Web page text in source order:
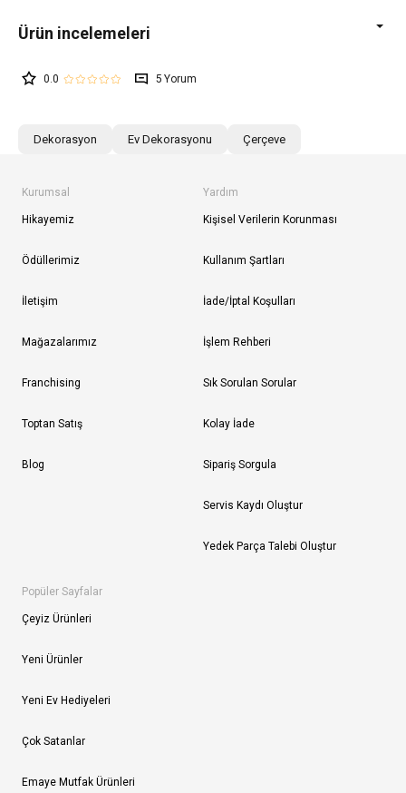
0.0 5
Dekorasyon Ev Dekorasyonu Çerçeve
Kurumsal
Hikayemiz
Ödüllerimiz
İletişim
Mağazalarımız
Franchising
Toptan Satış
Blog
Yardım
Kişisel Verilerin Korunması
Kullanım Şartları
İade/İptal Koşulları
İşlem Rehberi
Sık Sorulan Sorular
Kolay İade
Sipariş Sorgula
Servis Kaydı Oluştur
Yedek Parça Talebi Oluştur
Popüler Sayfalar
Çeyiz Ürünleri
Yeni Ürünler
Yeni Ev Hediyeleri
Çok Satanlar
Emaye Mutfak Ürünleri